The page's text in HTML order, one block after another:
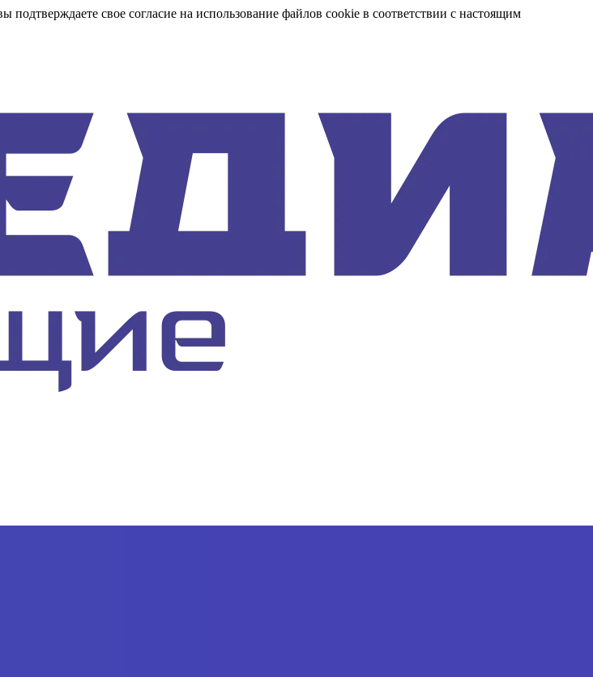
свое согласие на использование файлов cookie в соответствии с настоящим